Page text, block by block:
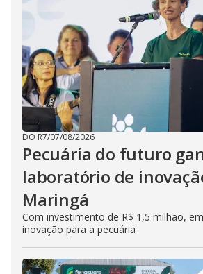
DO R7/07/08/2026
Pecuária do futuro
laboratório de
Maringá
Com investimento de R$ 1,5 milhão,
inovação para a pecuária